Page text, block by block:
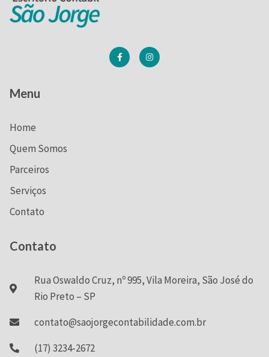
Menu
Home
Quem Somos
Parceiros
Serviços
Contato
Contato
Rua Oswaldo Cruz, nº 995, Vila Moreira, São José do
Rio Preto – SP
contato@saojorgecontabilidade.com.br
(17) 3234-2672